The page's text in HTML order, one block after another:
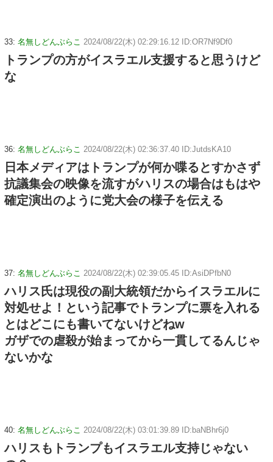
33: 名無しどんぶらこ 2024/08/22(木) 02:29:16.12 ID:OR7Nf9Df0
トランプの方がイスラエル支援すると思うけど
な
36: 名無しどんぶらこ 2024/08/22(木) 02:36:37.40 ID:JutdsKA10
日本メディアはトランプが何か喋るとすかさず
抗議集会の映像を流すがハリスの場合はもはや
確定演出のように党大会の様子を伝える
37: 名無しどんぶらこ 2024/08/22(木) 02:39:05.45 ID:AsiDPfbN0
ハリス氏は現役の副大統領だからイスラエルに
対処せよ！という記事でトランプに票を入れる
とはどこにも書いてないけどねw
ガザでの虐殺が始まってから一貫してるんじゃ
ないかな
40: 名無しどんぶらこ 2024/08/22(木) 03:01:39.89 ID:baNBhr6j0
ハリスもトランプもイスラエル支持じゃない